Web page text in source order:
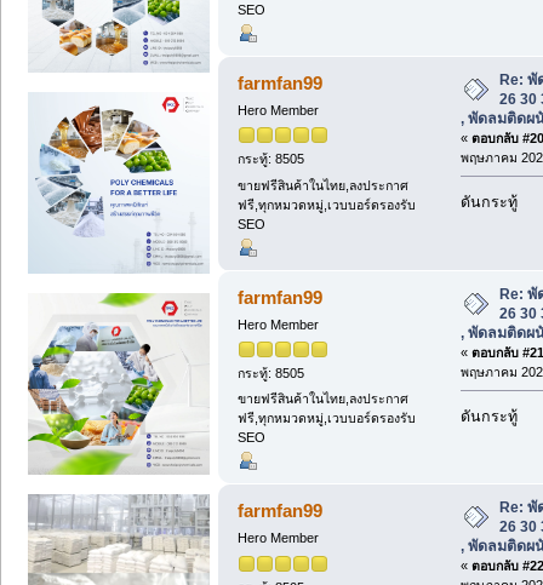
SEO
farmfan99
Hero Member
กระทู้: 8505
ขายฟรีสินค้าในไทย,ลงประกาศ
ฟรี,ทุกหมวดหมู่,เวบบอร์ดรองรับ
SEO
Re: พั
26 30
, พัดลมติดผ
« ตอบกลับ
พฤษภาคม
ดันกระทู้
farmfan99
Hero Member
กระทู้: 8505
ขายฟรีสินค้าในไทย,ลงประกาศ
ฟรี,ทุกหมวดหมู่,เวบบอร์ดรองรับ
SEO
Re: พั
26 30
, พัดลมติดผ
« ตอบกลับ
พฤษภาคม
ดันกระทู้
farmfan99
Hero Member
Re: พั
26 30
, พัดลมติดผ
« ตอบกลับ